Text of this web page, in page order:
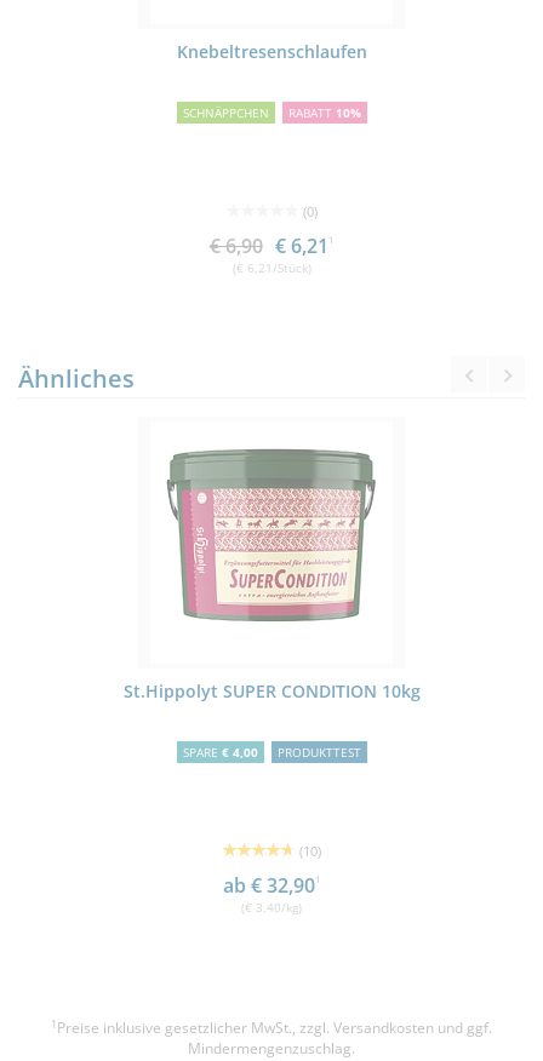
Knebeltresenschlaufen
SCHNÄPPCHEN RABATT 10%
(0)
€ 6,90 € 6,21 1
(€ 6,21/Stück)
Ähnliches
St.Hippolyt SUPER CONDITION 10kg
SPARE € 4,00 PRODUKTTEST
(10)
ab € 32,901
(€ 3,40/kg)
1 Preise inklusive gesetzlicher MwSt., zzgl. Versandkosten und ggf.
Mindermengenzuschlag.